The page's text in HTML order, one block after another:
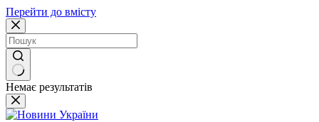
Перейти до вмісту
Немає результатів